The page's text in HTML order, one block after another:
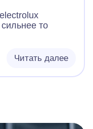
то
Читать далее